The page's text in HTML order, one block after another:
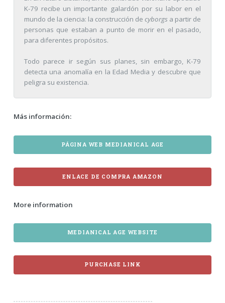
K-79 recibe un importante galardón por su labor en el
mundo de la ciencia: la construcción decyborgs a partir de
personas que estaban a punto de morir en el pasado,
para diferentes propósitos.
Todo parece ir según sus planes, sin embargo, K-79
detecta una anomalía en la Edad Media y descubre que
peligra su existencia.
Más información:
PÁGINA WEB MEDIANICAL AGE
ENLACE DE COMPRA AMAZON
More information
MEDIANICAL AGE WEBSITE
PURCHASE LINK